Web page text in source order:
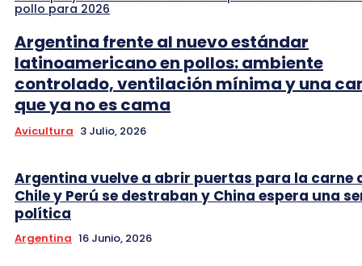
pollo para 2026
Argentina frente al nuevo estándar
latinoamericano en pollos: ambiente
controlado, ventilación mínima y una
que ya no es cama
Avicultura 3 Julio, 2026
Argentina vuelve a abrir puertas para la carne
Chile y Perú se destraban y China espera una
política
Argentina 16 Junio, 2026